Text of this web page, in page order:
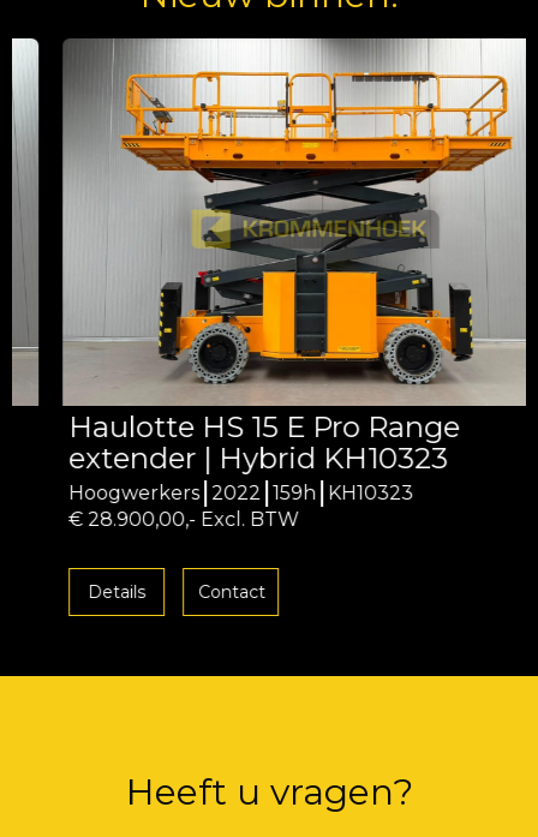
Haulotte HS 15 E Pro Range
extender | Hybrid KH10323
Hoogwerkers 2022 159h KH10323
€ 28.900,00,- Excl. BTW
Details Contact
Heeft u vragen?